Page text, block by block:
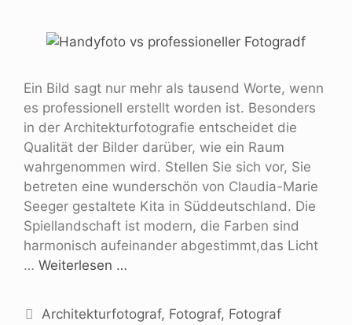
Ein Bild sagt nur mehr als tausend Worte, wenn
es professionell erstellt worden ist. Besonders
in der Architekturfotografie entscheidet die
Qualität der Bilder darüber, wie ein Raum
wahrgenommen wird. Stellen Sie sich vor, Sie
betreten eine wunderschön von Claudia-Marie
Seeger gestaltete Kita in Süddeutschland. Die
Spiellandschaft ist modern, die Farben sind
harmonisch aufeinander abgestimmt,das Licht
… Weiterlesen …
Architekturfotograf, Fotograf, Fotograf